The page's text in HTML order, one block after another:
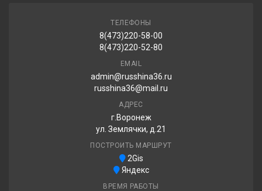
ТЕЛЕФОНЫ
8(473)220-58-00
8(473)220-52-80
EMAIL
admin@russhina36.ru
russhina36@mail.ru
АДРЕС
г.Воронеж
ул. Землячки, д.21
ПОСТРОИТЬ МАРШРУТ
2Gis
Яндекс
ВРЕМЯ РАБОТЫ